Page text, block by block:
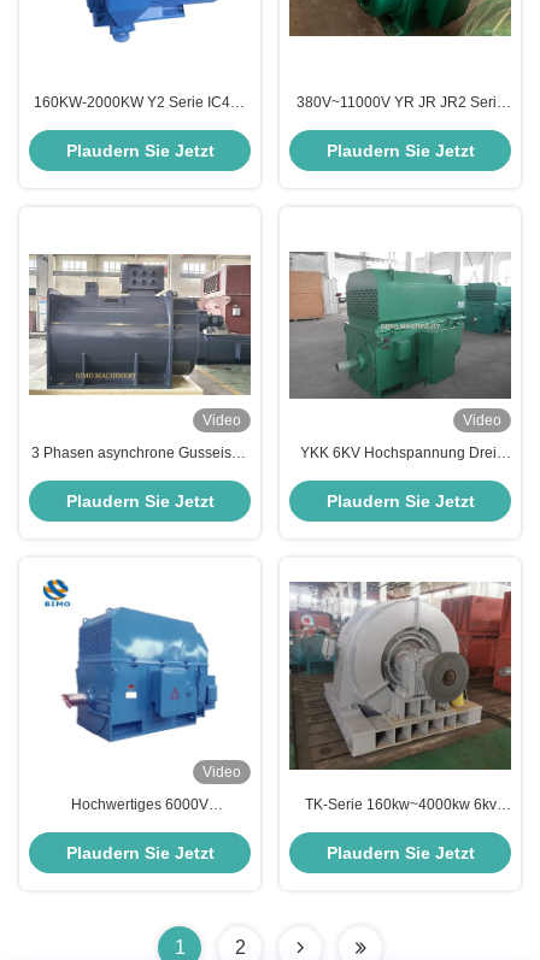
160KW-2000KW Y2 Serie IC411
Hochspannungs-Käfigläufermotor
6KV 10KV
Plaudern Sie Jetzt
380V~11000V YR JR JR2 Serie
Rotor slip Ring Motoren für
Walzmühle, Kugelmühle,
Plaudern Sie Jetzt
Video
3 Phasen asynchrone Gusseisen
3000 Rpm 50hz IP55 Klasse F
IC511 S1 IMB3 Elektromotor
Plaudern Sie Jetzt
Video
YKK 6KV Hochspannung Drei-
200KW~1800KW 6000V 2-Polar
3000Rpm IP55
Plaudern Sie Jetzt
Video
Hochwertiges 6000V
Asynchrone Wechselstrommotor
Plaudern Sie Jetzt
TK-Serie 160kw~4000kw 6kv
Hochspannung Drei-Phasen-
Plaudern Sie Jetzt
1 2